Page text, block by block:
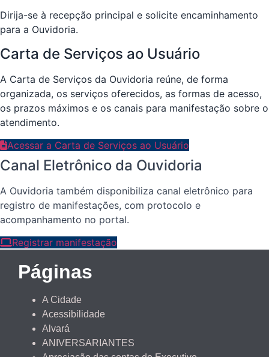
Dirija-se à recepção principal e solicite encaminhamento
para a Ouvidoria.
Carta de Serviços ao Usuário
A Carta de Serviços da Ouvidoria reúne, de forma
organizada, os serviços oferecidos, as formas de acesso,
os prazos máximos e os canais para manifestação sobre o
atendimento.
Acessar a Carta de Serviços ao Usuário
Canal Eletrônico da Ouvidoria
A Ouvidoria também disponibiliza canal eletrônico para
registro de manifestações, com protocolo e
acompanhamento no portal.
Registrar manifestação
Páginas
A Cidade
Acessibilidade
Alvará
ANIVERSARIANTES